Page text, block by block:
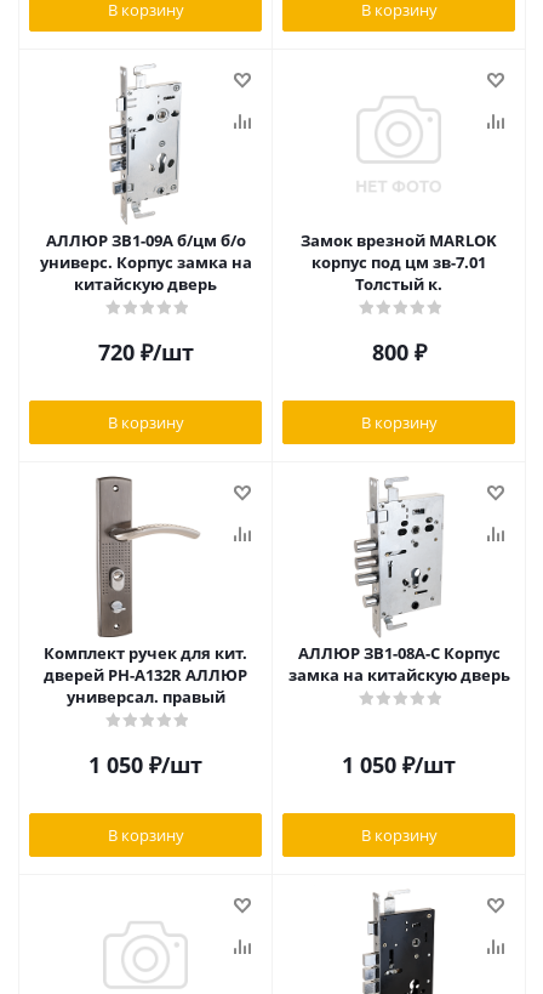
В корзину В корзину
АЛЛЮР ЗВ1-09А б/цм б/о
универс. Корпус замка на
китайскую дверь
720₽/шт
В корзину
Замок врезной MARLOK
корпус под цм зв-7.01
Толстый к.
800₽
В корзину
Комплект ручек для кит.
дверей РН-А132R АЛЛЮР
универсал. правый
1 050 ₽/шт
В корзину
АЛЛЮР ЗВ1-08А-С Корпус
замка на китайскую дверь
1 050 ₽/шт
В корзину